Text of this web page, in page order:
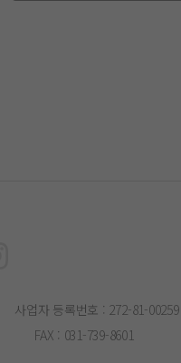
사업자 등록번호 : 272-81-00259
FAX : 031-739-8601